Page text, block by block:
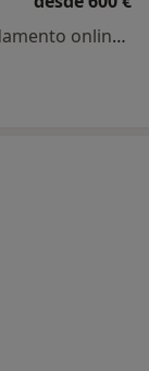
Esse especialista não oferece agendamento online para esse endereço.